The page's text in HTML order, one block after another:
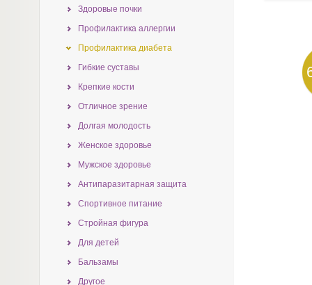
Здоровые почки
Профилактика аллергии
Профилактика диабета
Гибкие суставы
Крепкие кости
Отличное зрение
Долгая молодость
Женское здоровье
Мужское здоровье
Антипаразитарная защита
Спортивное питание
Стройная фигура
Для детей
Бальзамы
Другое